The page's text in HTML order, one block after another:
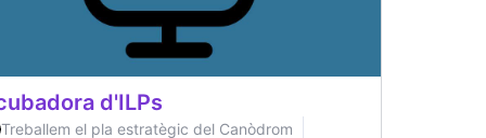
d'ILPs
Treballem el pla estratègic del Canòdrom